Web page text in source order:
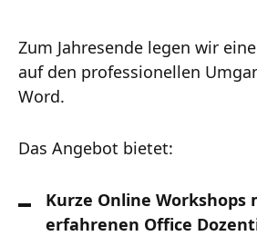
Zum Jahresende legen wir
auf den professionellen
Word.
Das Angebot bietet:
Kurze Online Workshops
erfahrenen Office